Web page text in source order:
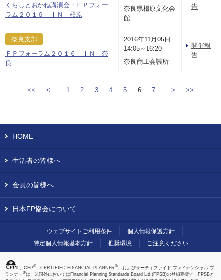
くらしとおかね講演会・ＦＰフォー
ラム２０１６ ＩＮ 橿原
奈良県橿原文化会
館
告
奈良支部
ＦＰフォーラム２０１６ ＩＮ 奈
良
2016年11月05日
14:05～16:20
奈良商工会議所
開催報
告
<< < 1 2 3 4 5 6 7 > >>
HOME
生活者の皆様へ
会員の皆様へ
日本FP協会について
ウェブサイトご利用条件
個人情報保護方針
特定個人情報基本方針
推奨環境 ご注意ください
、CFP®、CERTIFIED FINANCIAL PLANNER®、およびサーティファイド ファイナンシャル プ
ランナー®は、米国外においてはFinancial Planning Standards Board Ltd.(FPSB)の登録商標で、FPSBと